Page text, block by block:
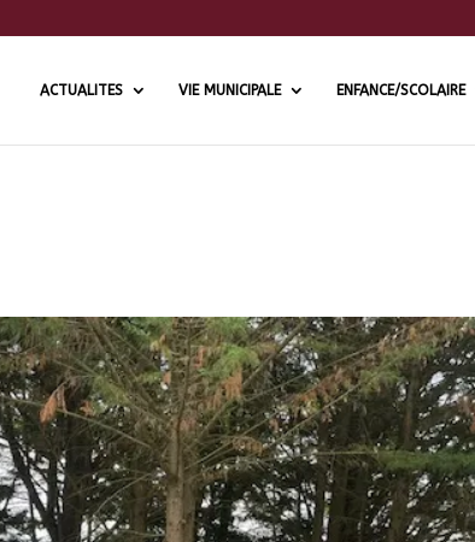
ACTUALITES VIE MUNICIPALE ENFANCE/SCOLAIRE